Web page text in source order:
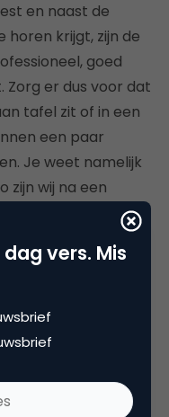
en naast de
horen krijgt, zijn de
goed
Zorg er dus voor dat
tafel zit of in een
een paar
Je weet namelijk
zijn wij na een
bij
Andreessen
Ben Horowitz,
Skype, Facebook,
Lytro, Jawbone en
oriënterend, dat
vers. Mis